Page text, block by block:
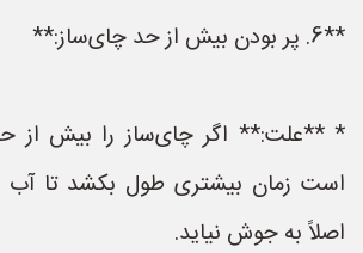
**6. پر بودن بیش از حد چای‌ساز:**
* **علت:** اگر چای‌ساز را بیش از حد
است زمان بیشتری طول بکشد تا آب
اصلاً به جوش نیاید.